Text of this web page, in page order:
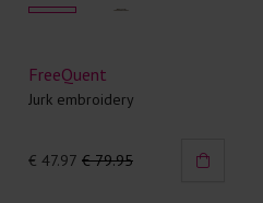
FreeQuent
Jurk embroidery
€ 47.97 € 79.95